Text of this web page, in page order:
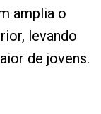
amplia o
levando
de jovens.